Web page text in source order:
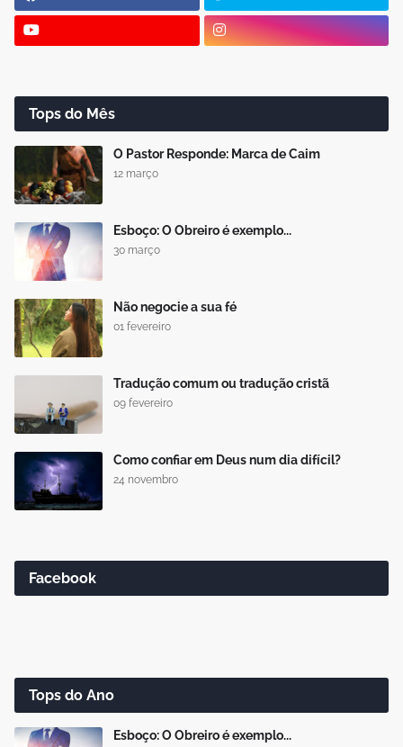
Tops do Mês
O Pastor Responde: Marca de Caim
12 março
Esboço: O Obreiro é exemplo...
30 março
Não negocie a sua fé
01 fevereiro
Tradução comum ou tradução cristã
09 fevereiro
Como confiar em Deus num dia difícil?
24 novembro
Facebook
Tops do Ano
Esboço: O Obreiro é exemplo...